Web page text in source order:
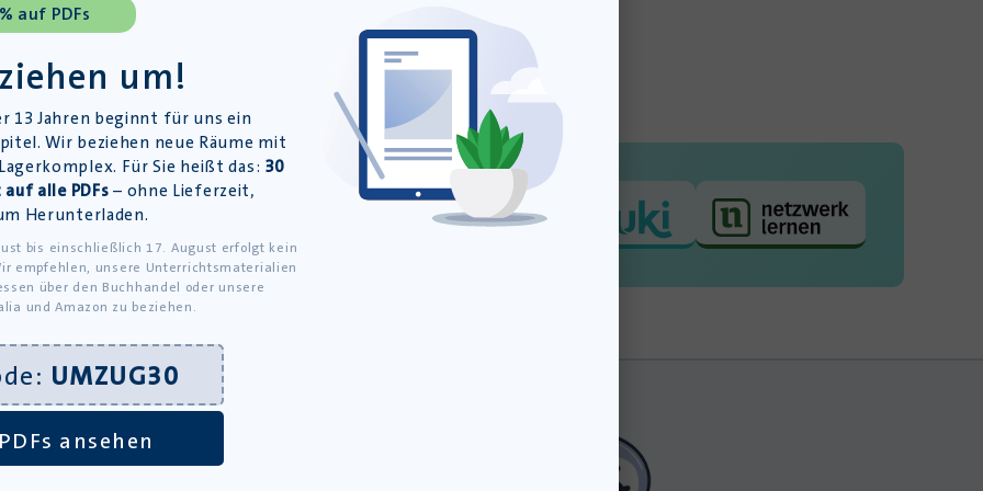
Plattformen:
auf PDFs
um!
13 Jahren beginnt für uns ein
Wir beziehen neue Räume mit
Für Sie heißt das: 30
alle PDFs – ohne Lieferzeit,
Herunterladen.
bis einschließlich 17. August erfolgt kein
empfehlen, unsere Unterrichtsmaterialien
über den Buchhandel oder unsere
und Amazon zu beziehen.
UMZUG30
PDFs ansehen